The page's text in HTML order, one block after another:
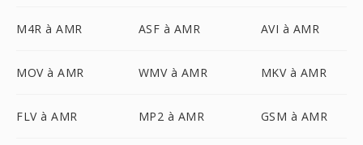
M4R à AMR ASF à AMR AVI à AMR
MOV à AMR WMV à AMR MKV à AMR
FLV à AMR MP2 à AMR GSM à AMR